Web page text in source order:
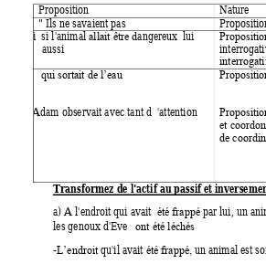
Proposition Nature
" Ils ne savaient pas
     i
si l'animal allait être dangereux  lui
aus   aussi
et qui sortait de l’eau
qu'Adam observait avec tant d  'attention
et
de
Transformez de l'actif au passif et
a) A l'endroit qui avait été frappé par lui, un
les genoux d'Eve ont été léchés
-L’endroit qu'il avait été frappé, un animal est